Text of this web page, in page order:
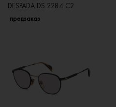
DESPADA DS 2284 C2
предзаказ